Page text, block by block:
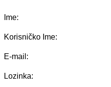
Ime:
Korisničko Ime:
E-mail:
Lozinka: